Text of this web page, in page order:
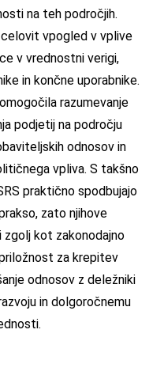
na teh področjih.
vpogled v vplive
v vrednostni verigi,
in končne uporabnike.
razumevanje
podjetij na področju
odnosov in
vpliva. S takšno
praktično spodbujajo
zato njihove
kot zakonodajno
za krepitev
odnosov z deležniki
in dolgoročnemu